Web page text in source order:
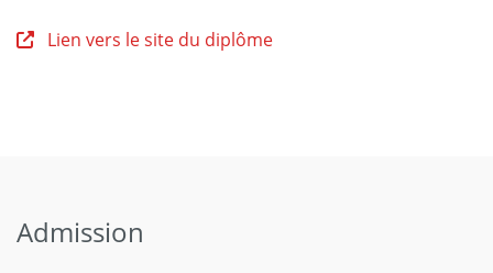
Lien vers le site du diplôme
Admission